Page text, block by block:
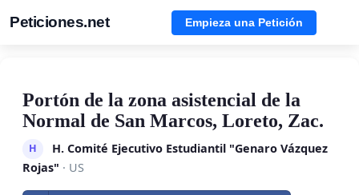
Peticiones.net Empieza una Petición
Portón de la zona asistencial de la
Normal de San Marcos, Loreto, Zac.
H
H. Comité Ejecutivo Estudiantil "Genaro Vázquez
Rojas" · US